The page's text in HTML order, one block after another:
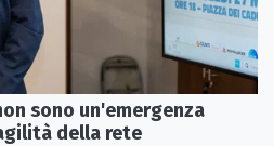
sono un'emergenza
della rete